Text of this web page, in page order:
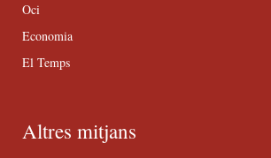
Oci
Economia
El Temps
Altres mitjans